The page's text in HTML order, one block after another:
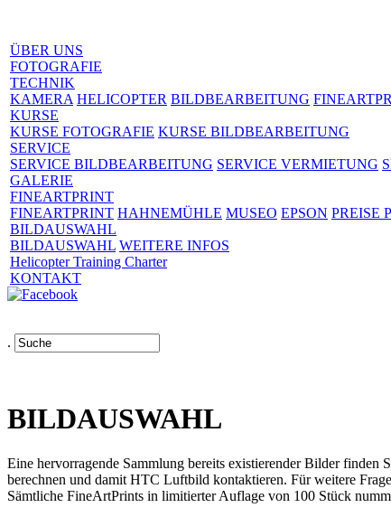
ÜBER UNS
FOTOGRAFIE
TECHNIK
KAMERA HELICOPTER BILDBEARBEITUNG
KURSE
KURSE FOTOGRAFIE KURSE BILDBEARBEITUNG
SERVICE
SERVICE BILDBEARBEITUNG SERVICE VERMIETUNG
GALERIE
FINEARTPRINT
FINEARTPRINT HAHNEMÜHLE MUSEO EPSON PREISE
BILDAUSWAHL
BILDAUSWAHL WEITERE INFOS
Helicopter Training Charter
KONTAKT
.
BILDAUSWAHL
Eine hervorragende Sammlung bereits existierender Bilder
berechnen und damit HTC Luftbild kontaktieren. Für weitere
Sämtliche FineArtPrints in limitierter Auflage von 100 Stück